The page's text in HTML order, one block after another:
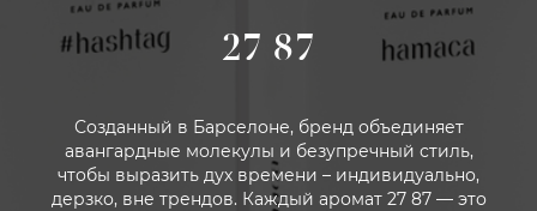
27 87
Созданный в Барселоне, бренд объединяет
авангардные молекулы и безупречный стиль,
чтобы выразить дух времени – индивидуально,
дерзко, вне трендов. Каждый аромат 27 87 — это